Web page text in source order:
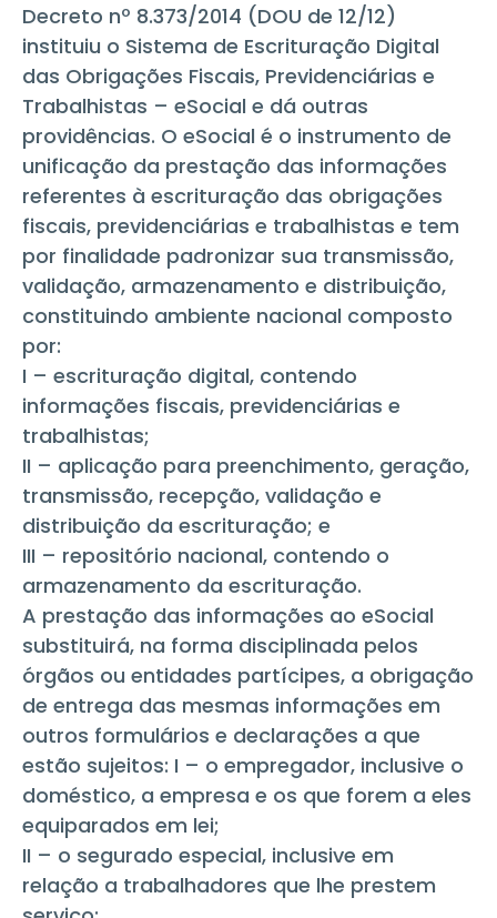
Decreto nº 8.373/2014 (DOU de 12/12)
instituiu o Sistema de Escrituração Digital
das Obrigações Fiscais, Previdenciárias e
Trabalhistas – eSocial e dá outras
providências. O eSocial é o instrumento de
unificação da prestação das informações
referentes à escrituração das obrigações
fiscais, previdenciárias e trabalhistas e tem
por finalidade padronizar sua transmissão,
validação, armazenamento e distribuição,
constituindo ambiente nacional composto
por:
I – escrituração digital, contendo
informações fiscais, previdenciárias e
trabalhistas;
II – aplicação para preenchimento, geração,
transmissão, recepção, validação e
distribuição da escrituração; e
III – repositório nacional, contendo o
armazenamento da escrituração.
A prestação das informações ao eSocial
substituirá, na forma disciplinada pelos
órgãos ou entidades partícipes, a obrigação
de entrega das mesmas informações em
outros formulários e declarações a que
estão sujeitos: I – o empregador, inclusive o
doméstico, a empresa e os que forem a eles
equiparados em lei;
II – o segurado especial, inclusive em
relação a trabalhadores que lhe prestem